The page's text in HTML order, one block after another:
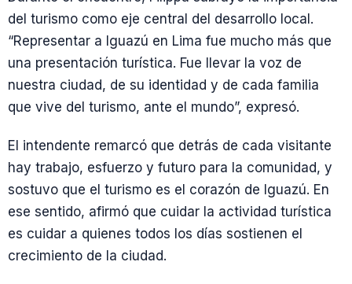
del turismo como eje central del desarrollo local.
“Representar a Iguazú en Lima fue mucho más que
una presentación turística. Fue llevar la voz de
nuestra ciudad, de su identidad y de cada familia
que vive del turismo, ante el mundo”, expresó.
El intendente remarcó que detrás de cada visitante
hay trabajo, esfuerzo y futuro para la comunidad, y
sostuvo que el turismo es el corazón de Iguazú. En
ese sentido, afirmó que cuidar la actividad turística
es cuidar a quienes todos los días sostienen el
crecimiento de la ciudad.